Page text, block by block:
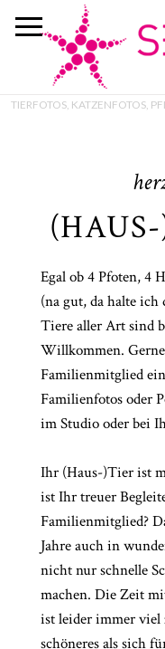
TIERFOTOS, KATZENFOTOS,
Egal ob 4 Pfoten, 4
(na gut, da halte ich
Tiere aller Art sind
Willkommen.
Familienmitglied
Familienfotos oder
im Studio oder bei
Ihr (Haus-)Tier ist
ist Ihr treuer
Familienmitglied?
Jahre auch in
nicht nur schnelle
machen. Die Zeit
ist leider immer viel
schöneres als sich